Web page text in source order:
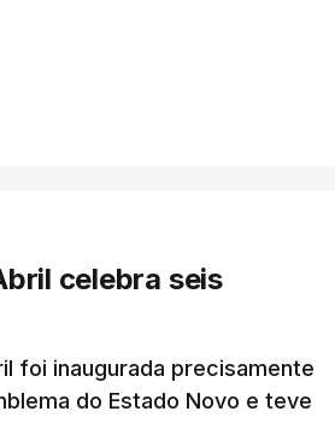
celebra seis
foi inaugurada precisamente
do Estado Novo e teve